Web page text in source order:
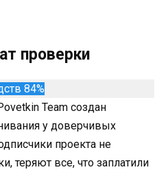
проверки
84%
Team создан
у доверчивых
проекта не
теряют все, что заплатили